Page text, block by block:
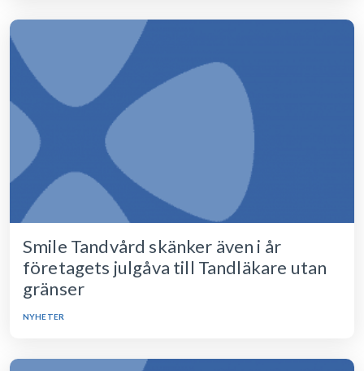
Smile Tandvård skänker även i år
företagets julgåva till Tandläkare utan
gränser
NYHETER